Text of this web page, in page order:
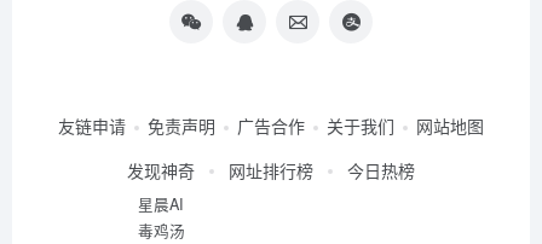
友链申请 免责声明 广告合作 关于我们
网站地图
发现神奇
星晨AI
毒鸡汤
网址排行榜 今日热榜